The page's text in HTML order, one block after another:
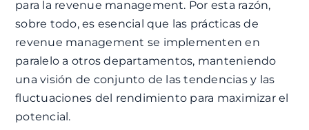
para la revenue management. Por esta razón,
sobre todo, es esencial que las prácticas de
revenue management se implementen en
paralelo a otros departamentos, manteniendo
una visión de conjunto de las tendencias y las
fluctuaciones del rendimiento para maximizar el
potencial.